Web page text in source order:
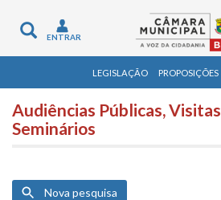
Toggle
navigation
ENTRAR
LEGISLAÇÃO PROPOSIÇÕES
Audiências Públicas,
Seminários
Nova pesquisa